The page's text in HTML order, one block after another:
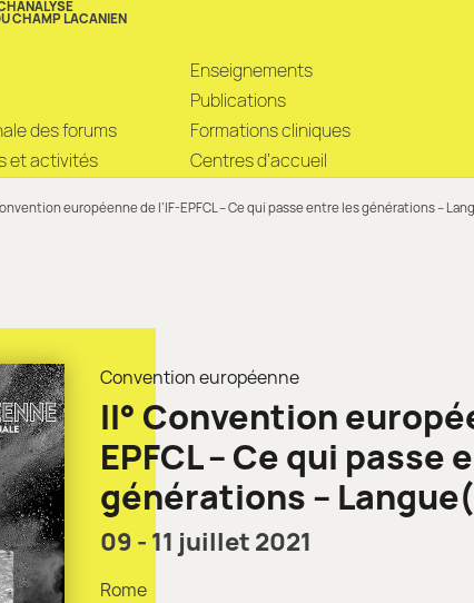
CHAMP LACANIEN
des forums
et activités
Enseignements
Publications
Formations cliniques
Centres d’accueil
européenne de l’IF-EPFCL – Ce qui passe entre les générations –
Convention européenne
II° Convention
EPFCL – Ce qui passe
générations –
09 - 11 juillet 2021
Rome